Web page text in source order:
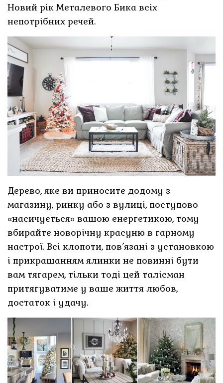
Новий рік Металевого Бика всіх
непотрібних речей.
Дерево, яке ви приносите додому з
магазину, ринку або з вулиці, поступово
«насичується» вашою енергетикою, тому
вбирайте новорічну красуню в гарному
настрої. Всі клопоти, пов’язані з установкою
і прикрашанням ялинки не повинні бути
вам тягарем, тільки тоді цей талісман
притягуватиме у ваше життя любов,
достаток і удачу.